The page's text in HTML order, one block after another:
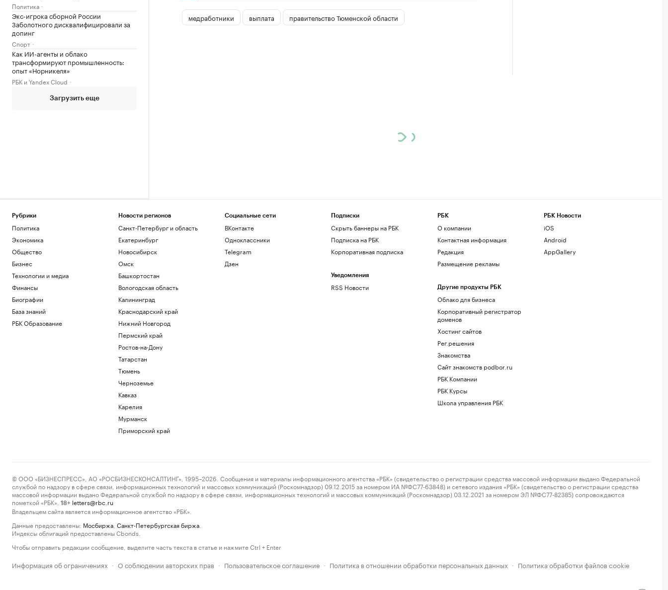
Политика
Экс-игрока сборной России
Заболотного дисквалифицировали за
допинг
Спорт
Как ИИ-агенты и облако
трансформируют промышленность:
опыт «Норникеля»
РБК и Yandex Cloud
Загрузить еще
медработники выплата правительство Тюменской области
Рубрики
Политика
Экономика
Общество
Бизнес
Технологии и медиа
Финансы
Биографии
База знаний
РБК Образование
Новости регионов
Санкт-Петербург и область
Екатеринбург
Новосибирск
Омск
Башкортостан
Вологодская область
Калининград
Краснодарский край
Нижний Новгород
Пермский край
Ростов-на-Дону
Татарстан
Тюмень
Черноземье
Кавказ
Карелия
Мурманск
Приморский край
Социальные сети
ВКонтакте
Одноклассники
Telegram
Дзен
Подписки
Скрыть баннеры на РБК
Подписка на РБК
Корпоративная подписка
Уведомления
RSS Новости
РБК
О компании
Контактная информация
Редакция
Размещение рекламы
Другие продукты РБК
Облако для бизнеса
Корпоративный регистратор
доменов
Хостинг сайтов
Рег.решения
Знакомства
Сайт знакомств podbor.ru
РБК Компании
РБК Курсы
Школа управления РБК
РБК Новости
iOS
Android
AppGallery
© ООО «БИЗНЕСПРЕСС», АО «РОСБИЗНЕСКОНСАЛТИНГ», 1995–2026. Сообщения и материалы информационного агентства «РБК» (свидетельство о регистрации средства массовой информации выдано Федеральной
службой по надзору в сфере связи, информационных технологий и массовых коммуникаций (Роскомнадзор) 09.12.2015 за номером ИА №ФС77-63848) и сетевого издания «РБК» (свидетельство о регистрации средства
массовой информации выдано Федеральной службой по надзору в сфере связи, информационных технологий и массовых коммуникаций (Роскомнадзор) 03.12.2021 за номером ЭЛ №ФС77-82385) сопровождаются
пометкой «РБК».
18+ letters@rbc.ru
Владельцем сайта является информационное агентство «РБК».
Данные предоставлены: Мосбиржа Санкт-Петербургская биржа
Индексы облигаций предоставлены Cbonds.
Чтобы отправить редакции сообщение, выделите часть текста в статье и нажмите Ctrl + Enter
Информация об ограничениях · О соблюдении авторских прав · Пользовательское соглашение · Политика в отношении обработки персональных данных · Политика обработки файлов cookie